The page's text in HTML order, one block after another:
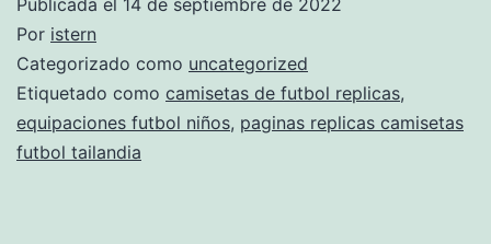
Por istern
Categorizado como uncategorized
Etiquetado como camisetas de futbol replicas,
equipaciones futbol niños, paginas replicas camisetas
futbol tailandia